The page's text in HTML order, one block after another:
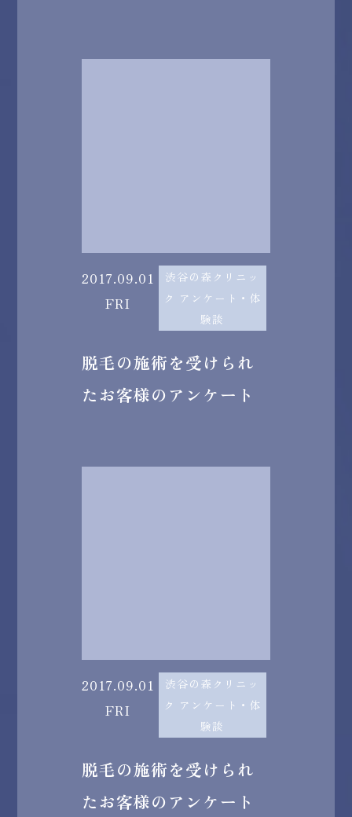
2017.09.01
FRI
渋谷の森クリニッ
ク アンケート・体
験談
脱毛の施術を受けられ
たお客様のアンケート
2017.09.01
FRI
渋谷の森クリニッ
ク アンケート・体
験談
脱毛の施術を受けられ
たお客様のアンケート